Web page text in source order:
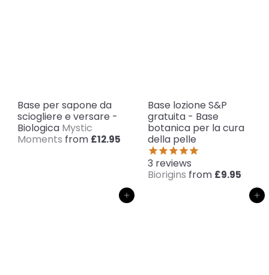
Base per sapone da
sciogliere e versare -
Biologica Mystic
Moments from £12.95
Base lozione S&P
gratuita - Base
botanica per la cura
della pelle
3 reviews
Biorigins from £9.95
Aggiungi al carrello Aggiungi al carrello